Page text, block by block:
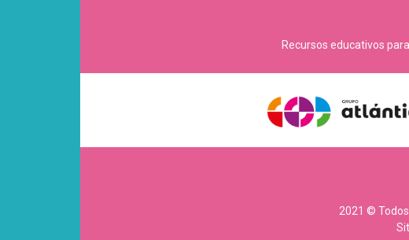
Recursos educativos
2021 ©